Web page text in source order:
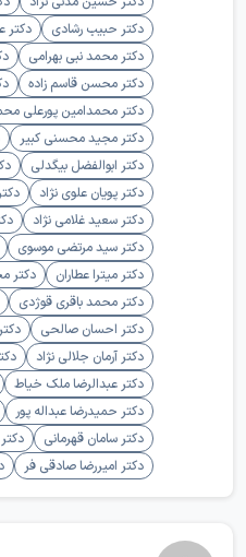
دکتر حبیب رشادی
دکتر
دکتر محمد نبی بهرامی
دکتر محسن قاسم زاده
دکتر محمدامین پورعلی
دکتر مجید محسنی کبیر
دکتر ابوالفضل بیگدلی
دکتر پویان علوی نژاد
دکتر سعید غلامی نژاد
دکتر سید مرتضی موسوی
دکتر میترا عطاران
دکتر
دکتر محمد باقری قوژدی
دکتر احسان صالحی
دکتر آرمان جلالی نژاد
دکتر عبدالرضا ملک خیاط
دکتر حمیدرضا عبداله پور
دکتر سامان قهرمانی
دکتر امیررضا صادقی فر